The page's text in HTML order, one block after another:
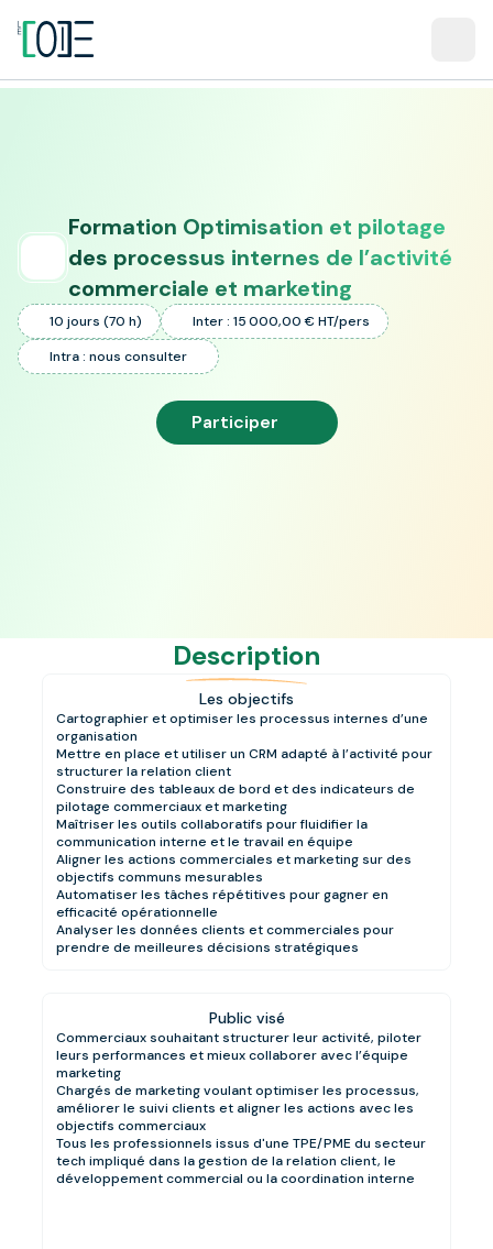
Formation Optimisation et pilotage
des processus internes de l’activité
commerciale et marketing
10 jours (70 h)
Inter : 15 000,00 € HT/pers
Intra : nous consulter
Participer
Description
Les objectifs
Cartographier et optimiser les processus internes d’une
organisation
Mettre en place et utiliser un CRM adapté à l’activité pour
structurer la relation client
Construire des tableaux de bord et des indicateurs de
pilotage commerciaux et marketing
Maîtriser les outils collaboratifs pour fluidifier la
communication interne et le travail en équipe
Aligner les actions commerciales et marketing sur des
objectifs communs mesurables
Automatiser les tâches répétitives pour gagner en
efficacité opérationnelle
Analyser les données clients et commerciales pour
prendre de meilleures décisions stratégiques
Public visé
Commerciaux souhaitant structurer leur activité, piloter
leurs performances et mieux collaborer avec l’équipe
marketing
Chargés de marketing voulant optimiser les processus,
améliorer le suivi clients et aligner les actions avec les
objectifs commerciaux
Tous les professionnels issus d'une TPE/PME du secteur
tech impliqué dans la gestion de la relation client, le
développement commercial ou la coordination interne